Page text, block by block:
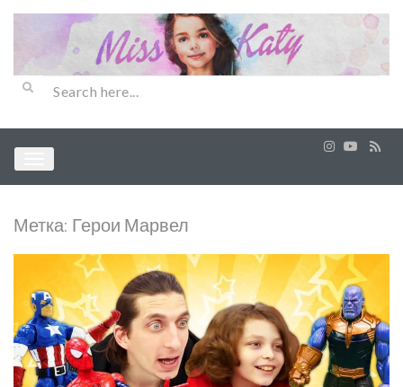
Метка: Герои Марвел